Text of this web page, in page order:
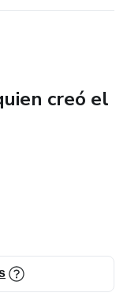
creó el